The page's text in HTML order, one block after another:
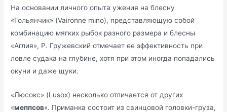
На основании личного опыта ужения на блесну
«Гольянчик» (Vaironne mino), представляющую собой
комбинацию мягких рыбок разного размера и блесны
«Аглия», Р. Гружевский отмечает ее эффективность при
ловле судака на глубине, хотя при этом иногда попадались
окуни и даже щуки.
«Люсокс» (Lusox) несколько отличается от других
«меппсов«. Приманка состоит из свинцовой головки-груза,